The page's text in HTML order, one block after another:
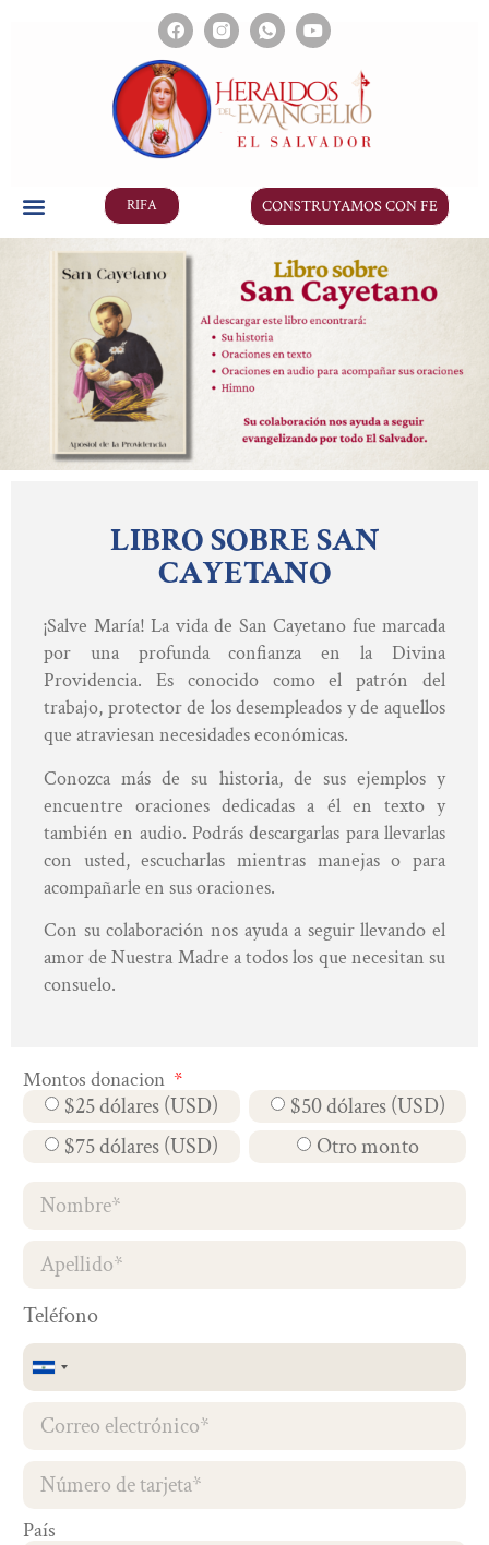
RIFA CONSTRUYAMOS CON FE
LIBRO SOBRE SAN
CAYETANO
¡Salve María! La vida de San Cayetano fue marcada
por una profunda confianza en la Divina
Providencia. Es conocido como el patrón del
trabajo, protector de los desempleados y de aquellos
que atraviesan necesidades económicas.
Conozca más de su historia, de sus ejemplos y
encuentre oraciones dedicadas a él en texto y
también en audio. Podrás descargarlas para llevarlas
con usted, escucharlas mientras manejas o para
acompañarle en sus oraciones.
Con su colaboración nos ayuda a seguir llevando el
amor de Nuestra Madre a todos los que necesitan su
consuelo.
Montos donacion
$25 dólares (USD)
$50 dólares (USD)
$75 dólares (USD)
Otro monto
Teléfono
El
+503
País